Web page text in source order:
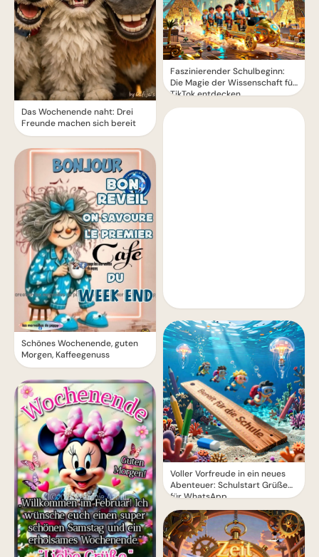
Das Wochenende naht: Drei
Freunde machen sich bereit
Schönes Wochenende, guten
Morgen, Kaffeegenuss
Faszinierender Schulbeginn:
Die Magie der Wissenschaft für
TikTok entdecken
Voller Vorfreude in ein neues
Abenteuer: Schulstart Grüße
für WhatsApp